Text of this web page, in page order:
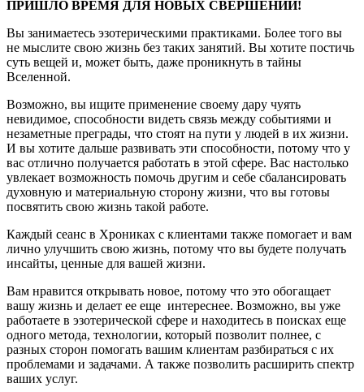
ПРИШЛО ВРЕМЯ ДЛЯ НОВЫХ СВЕРШЕНИЙ!
Вы занимаетесь эзотерическими практиками. Более того вы
не мыслите свою жизнь без таких занятий. Вы хотите постичь
суть вещей и, может быть, даже проникнуть в тайны
Вселенной.
Возможно, вы ищите применение своему дару чуять
невидимое, способности видеть связь между событиями и
незаметные преграды, что стоят на пути у людей в их жизни.
И вы хотите дальше развивать эти способности, потому что у
вас отлично получается работать в этой сфере. Вас настолько
увлекает возможность помочь другим и себе сбалансировать
духовную и материальную сторону жизни, что вы готовы
посвятить свою жизнь такой работе.
Каждый сеанс в Хрониках с клиентами также помогает и вам
лично улучшить свою жизнь, потому что вы будете получать
инсайты, ценные для вашей жизни.
Вам нравится открывать новое, потому что это обогащает
вашу жизнь и делает ее еще интереснее. Возможно, вы уже
работаете в эзотерической сфере и находитесь в поисках еще
одного метода, технологии, который позволит полнее, с
разных сторон помогать вашим клиентам разбираться с их
проблемами и задачами. А также позволить расширить спектр
ваших услуг.